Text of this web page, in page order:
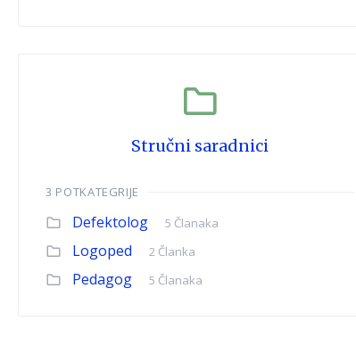
Stručni saradnici
3 POTKATEGRIJE
Defektolog 5 Članaka
Logoped 2 Članka
Pedagog 5 Članaka